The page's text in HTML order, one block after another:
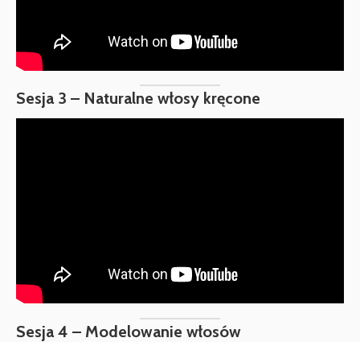
Sesja 3 – Naturalne włosy kręcone
Sesja 4 – Modelowanie włosów